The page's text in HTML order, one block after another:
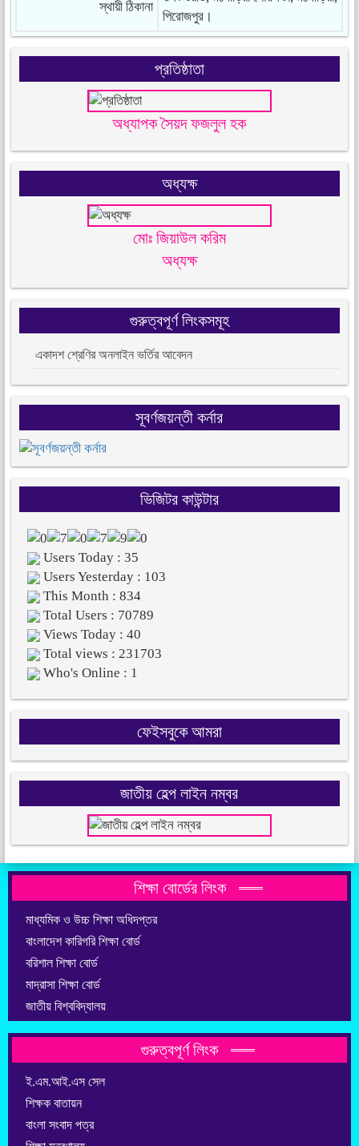
স্থায়ী ঠিকানা
পিরোজপুর।
প্রতিষ্ঠাতা
অধ্যাপক সৈয়দ ফজলুল হক
অধ্যক্ষ
মোঃ জিয়াউল করিম
অধ্যক্ষ
গুরুত্বপূর্ণ লিংকসমূহ
একাদশ শ্রেণির অনলাইন ভর্তির আবেদন
সূবর্ণজয়ন্তী কর্নার
ভিজিটর কাউন্টার
Users Today : 35
Users Yesterday : 103
This Month : 834
Total Users : 70789
Views Today : 40
Total views : 231703
Who's Online : 1
ফেইসবুকে আমরা
জাতীয় হেল্প লাইন নম্বর
শিক্ষা বোর্ডের লিংক
মাধ্যমিক ও উচ্চ শিক্ষা অধিদপ্তর
বাংলাদেশ কারিগরি শিক্ষা বোর্ড
বরিশাল শিক্ষা বোর্ড
মাদ্রাসা শিক্ষা বোর্ড
জাতীয় বিশ্ববিদ্যালয়
গুরুত্বপূর্ণ লিংক
ই.এম.আই.এস সেল
শিক্ষক বাতায়ন
বাংলা সংবাদ পত্র